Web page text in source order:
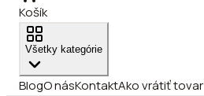
Košík
Všetky kategórie
BlogO násKontaktAko vrátiť tovar